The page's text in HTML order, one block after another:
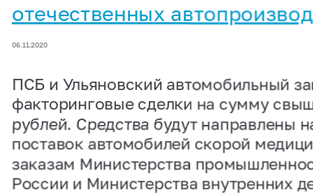
отечественных
06.11.2020
ПСБ и Ульяновский автомобильный
факторинговые сделки на сумму
рублей. Средства будут направлены
поставок автомобилей скорой
заказам Министерства
России и Министерства внутренних